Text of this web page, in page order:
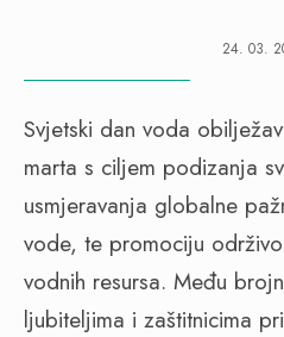
24. 03.
Svjetski dan voda
marta s ciljem podizanja
usmjeravanja globalne
vode, te promociju
vodnih resursa. Među
ljubiteljima i zaštitnicima